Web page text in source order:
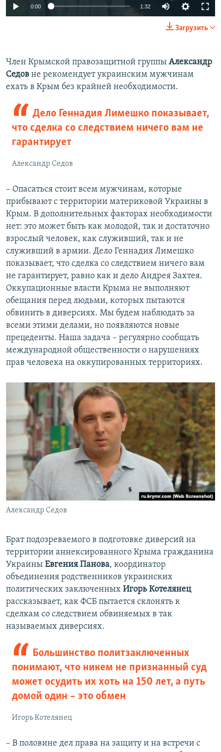
0:00 1:32
Загрузить
Член Крымской правозащитной группы Александр
Седов не рекомендует украинским мужчинам
ехать в Крым без крайней необходимости.
Дело Геннадия Лимешко показывает,
что сделка со следствием ничего вам не
гарантирует
Александр Седов
– Опасаться стоит всем мужчинам, которые
прибывают с территории материковой Украины в
Крым. В дополнительных факторах необходимости
нет: это может быть как молодой, так и достаточно
взрослый человек, как служивший, так и не
служивший в армии. Дело Геннадия Лимешко
показывает, что сделка со следствием ничего вам
не гарантирует, равно как и дело Андрея Захтея.
Оккупационные власти Крыма не выполняют
обещания перед людьми, которых пытаются
обвинить в диверсиях. Мы будем наблюдать за
всеми этими делами, но появляются новые
прецеденты. Наша задача – регулярно сообщать
международной общественности о нарушениях
прав человека на оккупированных территориях.
Александр Седов
Брат подозреваемого в подготовке диверсий на
территории аннексированного Крыма гражданина
Украины​ Евгения Панова, координатор
объединения родственников украинских
политических заключенных Игорь Котелянец
рассказывает, как ФСБ пытается склонять к
сделкам со следствием обвиняемых в так
называемых диверсиях.
Большинство политзаключенных
понимают, что никем не признанный суд
может осудить их хоть на 150 лет, а путь
домой один – это обмен
Игорь Котелянец
– В половине дел права на защиту и на встречи с